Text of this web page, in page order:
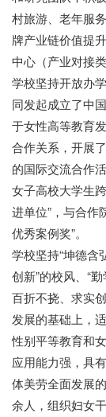
村旅游、老年服
牌产业链价值提
中心（产业对接类
学校坚持开放办学
同发起成立了中
于女性高等教育
合作关系，开展
的国际交流合作
女子高校大学生
进单位”，与合作
优秀案例奖”。
学校坚持“坤德含
创新”的校风、“
百折不挠、求实
发展的基础上，
性别平等教育和
应用能力强，具
体美劳全面发展
余人，组织妇女